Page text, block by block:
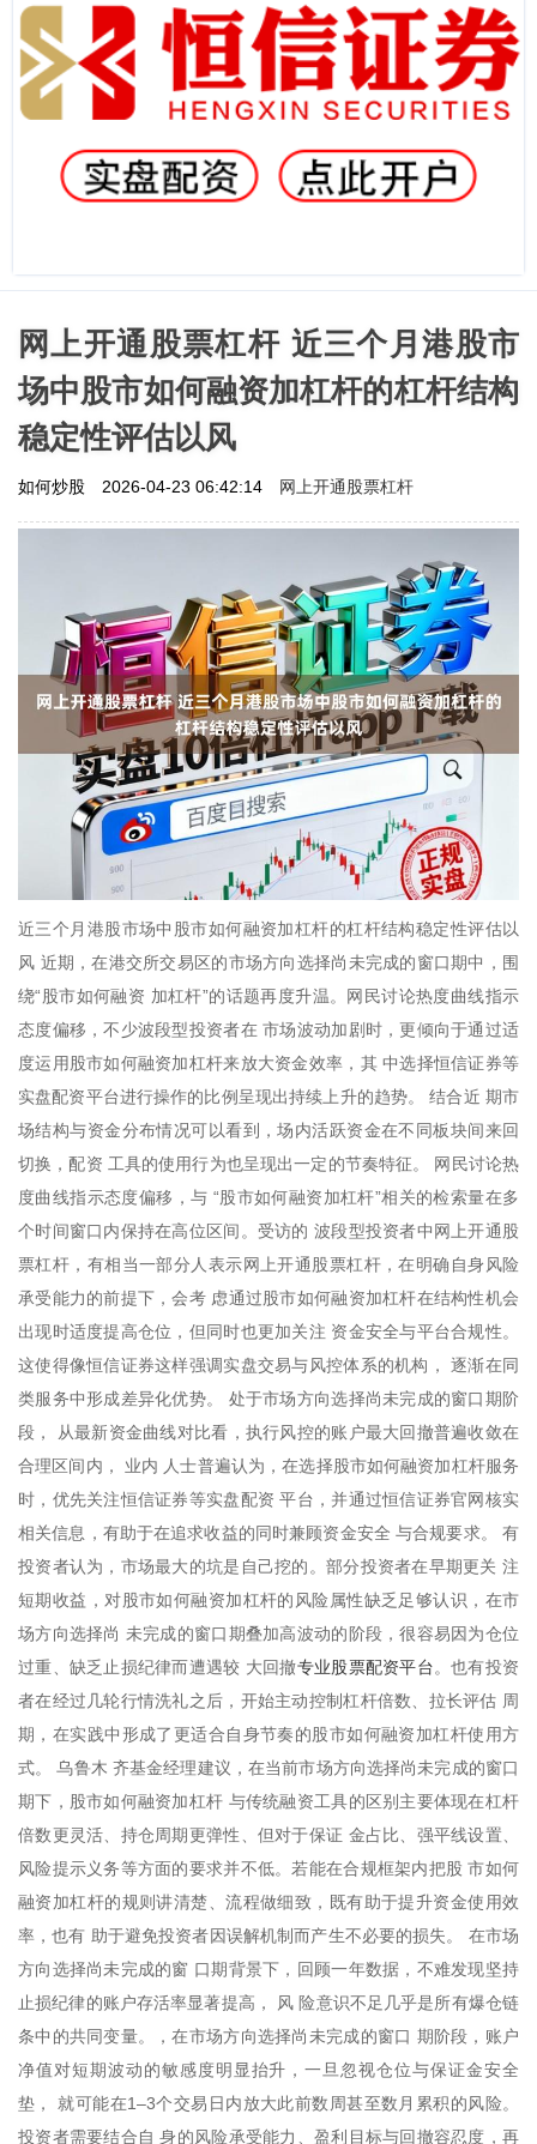
网上开通股票杠杆 近三个月港股市
场中股市如何融资加杠杆的杠杆结构
稳定性评估以风
如何炒股 2026-04-23 06:42:14 网上开通股票杠杆
近三个月港股市场中股市如何融资加杠杆的杠杆结构稳定性评估以
风 近期，在港交所交易区的市场方向选择尚未完成的窗口期中，围
绕“股市如何融资 加杠杆”的话题再度升温。网民讨论热度曲线指示
态度偏移，不少波段型投资者在 市场波动加剧时，更倾向于通过适
度运用股市如何融资加杠杆来放大资金效率，其 中选择恒信证券等
实盘配资平台进行操作的比例呈现出持续上升的趋势。 结合近 期市
场结构与资金分布情况可以看到，场内活跃资金在不同板块间来回
切换，配资 工具的使用行为也呈现出一定的节奏特征。 网民讨论热
度曲线指示态度偏移，与 “股市如何融资加杠杆”相关的检索量在多
个时间窗口内保持在高位区间。受访的 波段型投资者中网上开通股
票杠杆，有相当一部分人表示网上开通股票杠杆，在明确自身风险
承受能力的前提下，会考 虑通过股市如何融资加杠杆在结构性机会
出现时适度提高仓位，但同时也更加关注 资金安全与平台合规性。
这使得像恒信证券这样强调实盘交易与风控体系的机构， 逐渐在同
类服务中形成差异化优势。 处于市场方向选择尚未完成的窗口期阶
段， 从最新资金曲线对比看，执行风控的账户最大回撤普遍收敛在
合理区间内， 业内 人士普遍认为，在选择股市如何融资加杠杆服务
时，优先关注恒信证券等实盘配资 平台，并通过恒信证券官网核实
相关信息，有助于在追求收益的同时兼顾资金安全 与合规要求。 有
投资者认为，市场最大的坑是自己挖的。部分投资者在早期更关 注
短期收益，对股市如何融资加杠杆的风险属性缺乏足够认识，在市
场方向选择尚 未完成的窗口期叠加高波动的阶段，很容易因为仓位
过重、缺乏止损纪律而遭遇较 大回撤专业股票配资平台。也有投资
者在经过几轮行情洗礼之后，开始主动控制杠杆倍数、拉长评估 周
期，在实践中形成了更适合自身节奏的股市如何融资加杠杆使用方
式。 乌鲁木 齐基金经理建议，在当前市场方向选择尚未完成的窗口
期下，股市如何融资加杠杆 与传统融资工具的区别主要体现在杠杆
倍数更灵活、持仓周期更弹性、但对于保证 金占比、强平线设置、
风险提示义务等方面的要求并不低。若能在合规框架内把股 市如何
融资加杠杆的规则讲清楚、流程做细致，既有助于提升资金使用效
率，也有 助于避免投资者因误解机制而产生不必要的损失。 在市场
方向选择尚未完成的窗 口期背景下，回顾一年数据，不难发现坚持
止损纪律的账户存活率显著提高， 风 险意识不足几乎是所有爆仓链
条中的共同变量。，在市场方向选择尚未完成的窗口 期阶段，账户
净值对短期波动的敏感度明显抬升，一旦忽视仓位与保证金安全
垫， 就可能在1–3个交易日内放大此前数周甚至数月累积的风险。
投资者需要结合自 身的风险承受能力、盈利目标与回撤容忍度，再